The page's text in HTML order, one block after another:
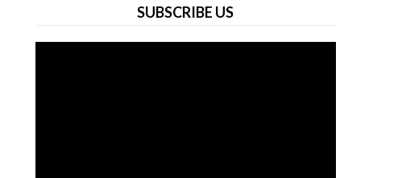
SUBSCRIBE US